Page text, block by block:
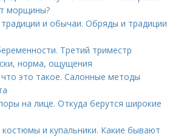
морщины?
традиции и обычаи. Обряды и традиции
Третий триместр
норма, ощущения
это такое. Салонные методы
на лице. Откуда берутся широкие
и купальники. Какие бывают